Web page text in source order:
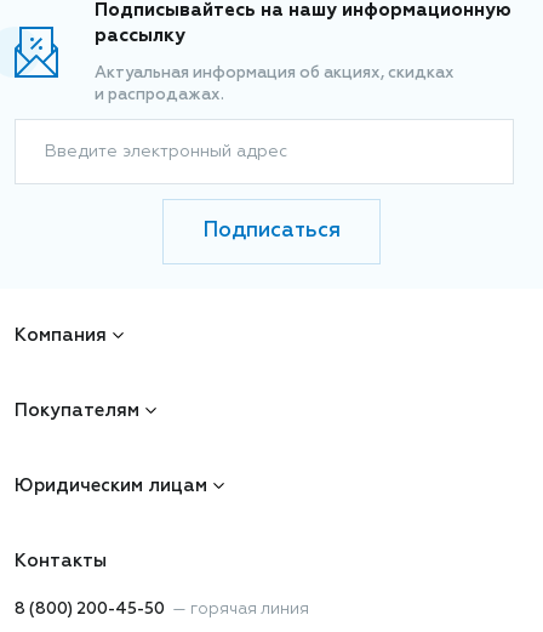
Подписывайтесь на нашу информационную
рассылку
Актуальная информация об акциях, скидках
и распродажах.
Введите электронный адрес
Подписаться
Компания
Покупателям
Юридическим лицам
Контакты
8 (800) 200-45-50 — горячая линия